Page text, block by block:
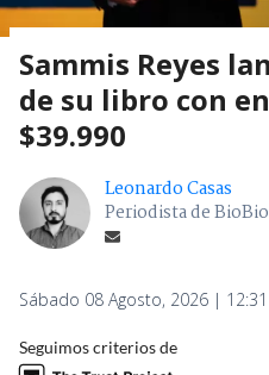
Sammis Reyes
de su libro con
$39.990
Leonardo Casas
Periodista de
Sábado 08 Agosto, 2026 | 12:31
Seguimos criterios de